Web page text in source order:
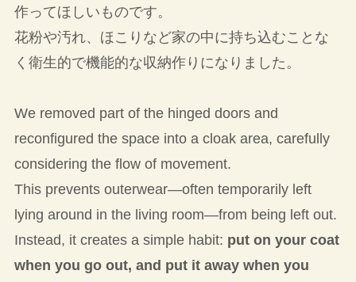
作ってほしいものです。
花粉や汚れ、ほこりなど家の中に持ち込むことな
く衛生的で機能的な収納作りになりました。
We removed part of the hinged doors and
reconfigured the space into a cloak area, carefully
considering the flow of movement.
This prevents outerwear—often temporarily left
lying around in the living room—from being left out.
Instead, it creates a simple habit: put on your coat
when you go out, and put it away when you